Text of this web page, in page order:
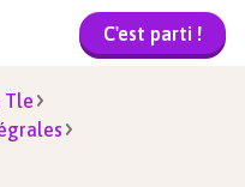
C'est parti !
Tle